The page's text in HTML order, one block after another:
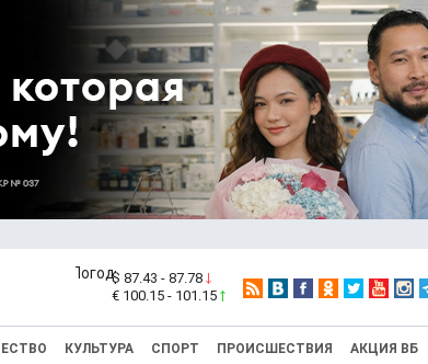
$ 87.43 - 87.78
€ 100.15 - 101.15
КУЛЬТУРА СПОРТ ПРОИСШЕСТВИЯ АКЦИЯ ВБ